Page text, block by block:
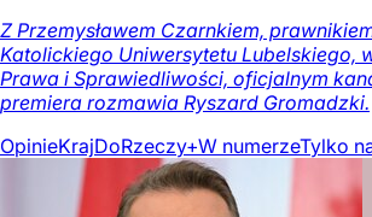
Z Przemysławem Czarnkiem,
Katolickiego Uniwersytetu Lubelskiego,
Prawa i Sprawiedliwości, oficjalnym
premiera rozmawia Ryszard Gromadzki.
OpinieKrajDoRzeczy+W numerzeTylko